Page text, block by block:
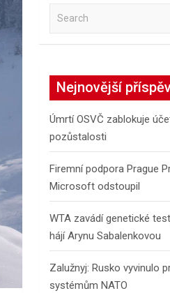
a
h
Nejnovější
Úmrtí OSVČ zablokuje
pozůstalosti
Firemní podpora Prague
Microsoft odstoupil
WTA zavádí genetické
hájí Arynu Sabalenkovou
Zalužnyj: Rusko vyvinulo
systémům NATO